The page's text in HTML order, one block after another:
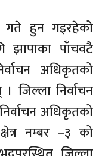
हुन गइरहेको
झापाका पाँचवटै
अधिकृतको
जिल्ला निर्वाचन
अधिकृतको
नम्बर –३ को